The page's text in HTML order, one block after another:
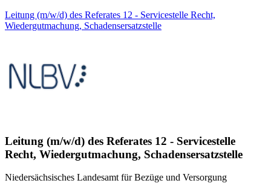
Leitung (m/w/d) des Referates 12 - Servicestelle Recht,
Wiedergutmachung, Schadensersatzstelle
Leitung (m/w/d) des Referates 12 - Servicestelle
Recht, Wiedergutmachung, Schadensersatzstelle
Niedersächsisches Landesamt für Bezüge und Versorgung